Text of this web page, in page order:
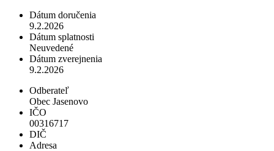
Dátum doručenia
9.2.2026
Dátum splatnosti
Neuvedené
Dátum zverejnenia
9.2.2026
Odberateľ
Obec Jasenovo
IČO
00316717
DIČ
Adresa